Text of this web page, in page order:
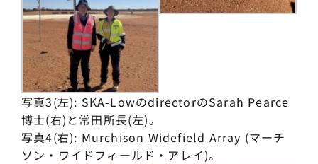
写真3(左): SKA-LowのdirectorのSarah Pearce
博士(右)と常田所長(左)。
写真4(右): Murchison Widefield Array (マーチ
ソン・ワイドフィールド・アレイ)。